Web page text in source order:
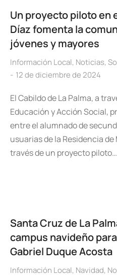
Un proyecto piloto en
Díaz fomenta la
jóvenes y mayores
Información Local, Noticias,
12 de diciembre de 2024
El Cabildo de La Palma, a
Educación y Acción Social,
entre el alumnado de
usuarias de la Residencia de
través de un proyecto piloto…
Santa Cruz de La
campus navideño
Gabriel Duque Acosta
Información Local, Navidad,